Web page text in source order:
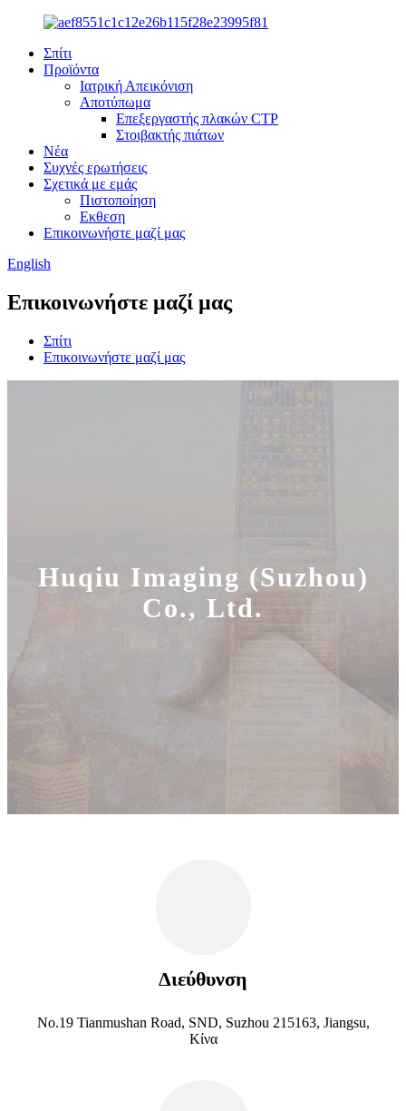
Σπίτι
Προϊόντα
Ιατρική Απεικόνιση
Αποτύπωμα
Επεξεργαστής πλακών CTP
Στοιβακτής πιάτων
Νέα
Συχνές ερωτήσεις
Σχετικά με εμάς
Πιστοποίηση
Εκθεση
Επικοινωνήστε μαζί μας
English
Επικοινωνήστε μαζί μας
Σπίτι
Επικοινωνήστε μαζί μας
Huqiu Imaging (Suzhou)
Co., Ltd.
Διεύθυνση
No.19 Tianmushan Road, SND, Suzhou 215163, Jiangsu,
Κίνα